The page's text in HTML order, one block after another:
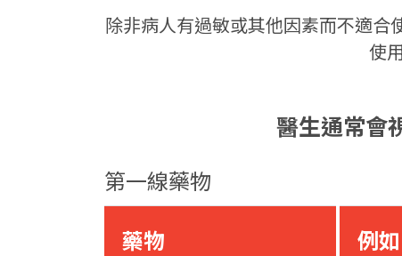
除非病人有過敏或其他因素而不適合
使
醫生通常會
第一線藥物
藥物
例如